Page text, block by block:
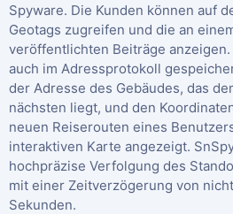
Spyware. Die Kunden können auf
Geotags zugreifen und die an
veröffentlichten Beiträge
auch im Adressprotokoll
der Adresse des Gebäudes, das
nächsten liegt, und den
neuen Reiserouten eines
interaktiven Karte angezeigt.
hochpräzise Verfolgung des
mit einer Zeitverzögerung von
Sekunden.